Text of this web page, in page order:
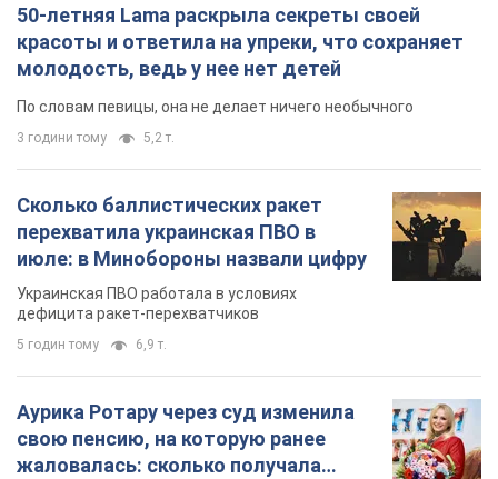
50-летняя Lama раскрыла секреты своей
красоты и ответила на упреки, что сохраняет
молодость, ведь у нее нет детей
По словам певицы, она не делает ничего необычного
3 години тому 5,2 т.
Сколько баллистических ракет
перехватила украинская ПВО в
июле: в Минобороны назвали цифру
Украинская ПВО работала в условиях
дефицита ракет-перехватчиков
5 годин тому 6,9 т.
Аурика Ротару через суд изменила
свою пенсию, на которую ранее
жаловалась: сколько получала